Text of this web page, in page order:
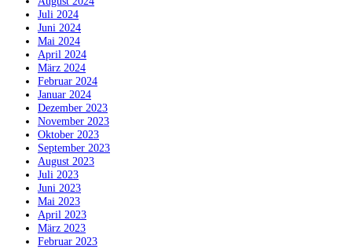
Juli 2024
Juni 2024
Mai 2024
April 2024
März 2024
Februar 2024
Januar 2024
Dezember 2023
November 2023
Oktober 2023
September 2023
August 2023
Juli 2023
Juni 2023
Mai 2023
April 2023
März 2023
Februar 2023